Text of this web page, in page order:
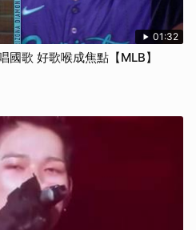
01:32
歌 好歌喉成焦點【MLB】